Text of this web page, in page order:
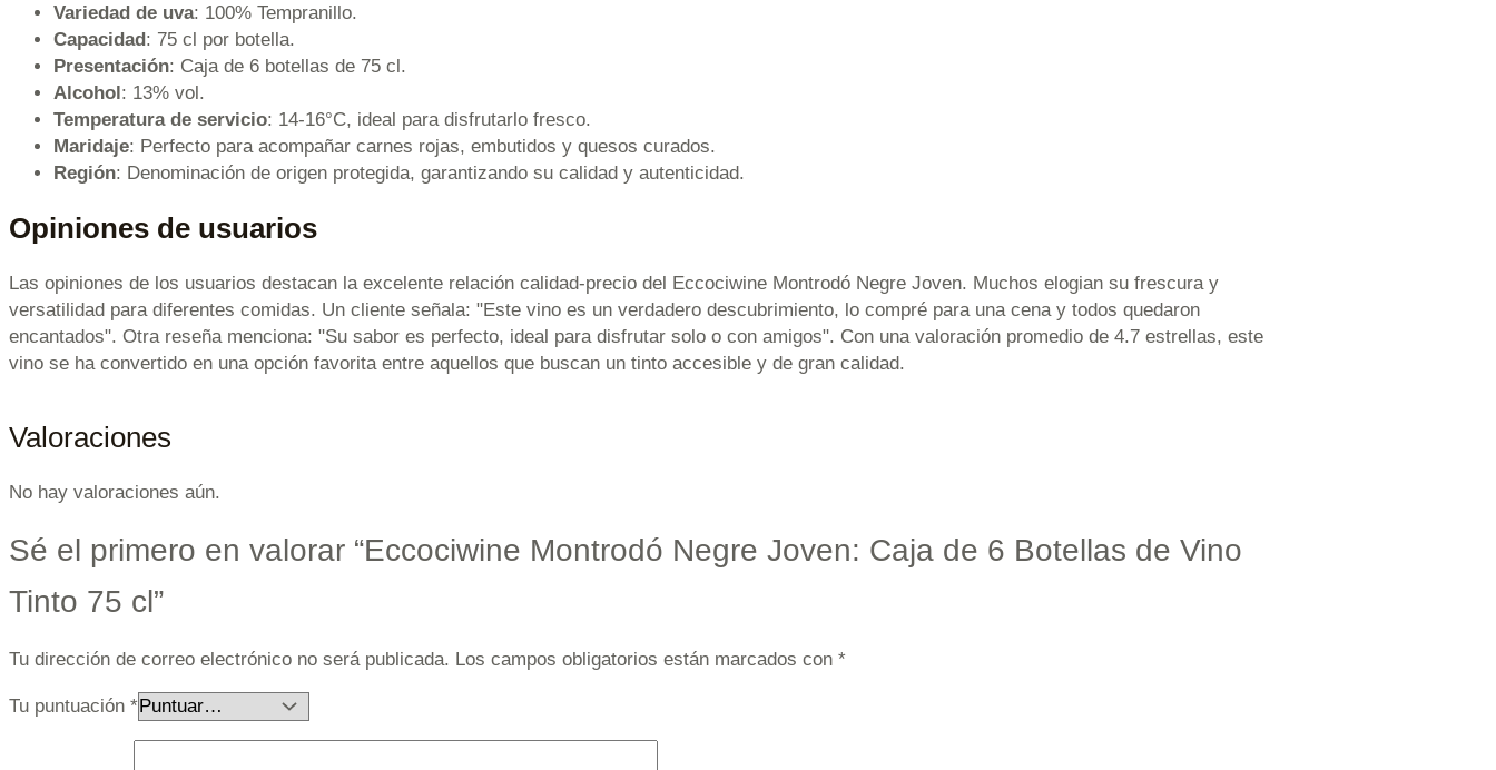
Variedad de uva: 100% Tempranillo.
Capacidad: 75 cl por botella.
Presentación: Caja de 6 botellas de 75 cl.
Alcohol: 13% vol.
Temperatura de servicio: 14-16°C, ideal para disfrutarlo fresco.
Maridaje: Perfecto para acompañar carnes rojas, embutidos y quesos curados.
Región: Denominación de origen protegida, garantizando su calidad y autenticidad.
Opiniones de usuarios
Las opiniones de los usuarios destacan la excelente relación calidad-precio del Eccociwine Montrodó Negre Joven. Muchos elogian su frescura y
versatilidad para diferentes comidas. Un cliente señala: "Este vino es un verdadero descubrimiento, lo compré para una cena y todos quedaron
encantados". Otra reseña menciona: "Su sabor es perfecto, ideal para disfrutar solo o con amigos". Con una valoración promedio de 4.7 estrellas, este
vino se ha convertido en una opción favorita entre aquellos que buscan un tinto accesible y de gran calidad.
Valoraciones
No hay valoraciones aún.
Sé el primero en valorar “Eccociwine Montrodó Negre Joven: Caja de 6 Botellas de Vino
Tinto 75 cl”
Tu dirección de correo electrónico no será publicada. Los campos obligatorios están marcados con *
Tu puntuación *